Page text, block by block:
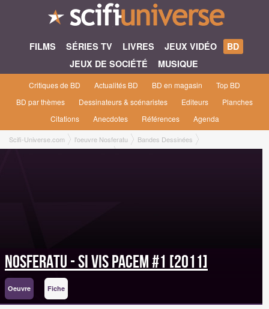
FILMS SÉRIES TV LIVRES JEUX VIDÉO
BD
JEUX DE SOCIÉTÉ
MUSIQUE
Critiques de BD Actualités BD BD en magasin
Top BD
BD par thèmes
Dessinateurs & scénaristes Editeurs
Planches
Citations
Anecdotes Références Agenda
Scifi-Universe.com l'oeuvre Nosferatu
Bandes Dessinées
Nosferatu - Si Vis Pacem #1 [2011]
Nosferatu - Si Vis Pacem #1 [2011]
Oeuvre Fiche